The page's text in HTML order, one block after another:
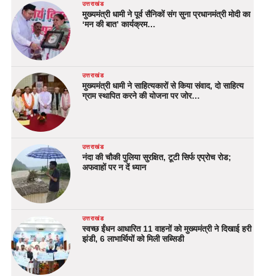
उत्तराखंड
मुख्यमंत्री धामी ने पूर्व सैनिकों संग सुना प्रधानमंत्री मोदी का
‘मन की बात’ कार्यक्रम…
उत्तराखंड
मुख्यमंत्री धामी ने साहित्यकारों से किया संवाद, दो साहित्य
ग्राम स्थापित करने की योजना पर जोर…
उत्तराखंड
नंदा की चौकी पुलिया सुरक्षित, टूटी सिर्फ एप्रोच रोड;
अफवाहों पर न दें ध्यान
उत्तराखंड
स्वच्छ ईंधन आधारित 11 वाहनों को मुख्यमंत्री ने दिखाई हरी
झंडी, 6 लाभार्थियों को मिली सब्सिडी